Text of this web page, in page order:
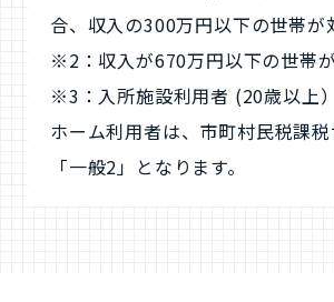
合、収入の300万円以下の世帯が
※2：収入が670万円以下の世帯
※3：入所施設利用者 (20歳以上
ホーム利用者は、市町村民税課税
「一般2」となります。